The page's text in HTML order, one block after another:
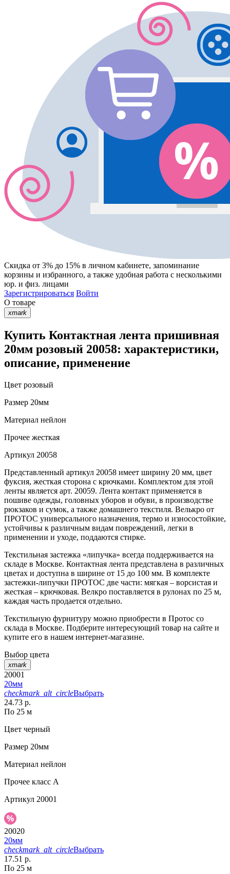
Скидка от 3% до 15% в личном кабинете, запоминание
корзины и избранного, а также удобная работа с несколькими
юр. и физ. лицами
Зарегистрироваться Войти
О товаре
xmark
Купить Контактная лента пришивная
20мм розовый 20058: характеристики,
описание, применение
Цвет розовый
Размер 20мм
Материал нейлон
Прочее жесткая
Артикул 20058
Представленный артикул 20058 имеет ширину 20 мм, цвет
фуксия, жесткая сторона с крючками. Комплектом для этой
ленты является арт. 20059. Лента контакт применяется в
пошиве одежды, головных уборов и обуви, в производстве
рюкзаков и сумок, а также домашнего текстиля. Велькро от
ПРОТОС универсального назначения, термо и износостойкие,
устойчивы к различным видам повреждений, легки в
применении и уходе, поддаются стирке.
Текстильная застежка «липучка» всегда поддерживается на
складе в Москве. Контактная лента представлена в различных
цветах и доступна в ширине от 15 до 100 мм. В комплекте
застежки-липучки ПРОТОС две части: мягкая – ворсистая и
жесткая – крючковая. Велкро поставляется в рулонах по 25 м,
каждая часть продается отдельно.
Текстильную фурнитуру можно приобрести в Протос со
склада в Москве. Подберите интересующий товар на сайте и
купите его в нашем интернет-магазине.
Выбор цвета
xmark
20001
20мм
checkmark_alt_circleВыбрать
24.73 р.
По 25 м
Цвет черный
Размер 20мм
Материал нейлон
Прочее класс А
Артикул 20001
20020
20мм
checkmark_alt_circleВыбрать
17.51 р.
По 25 м